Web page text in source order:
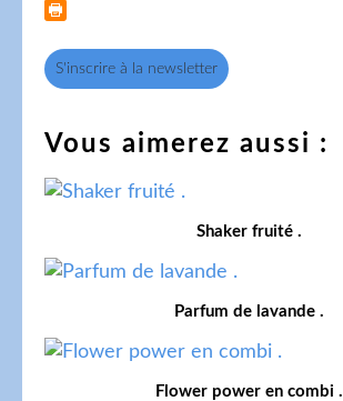
S'inscrire à la newsletter
Vous aimerez aussi :
Shaker fruité .
Parfum de lavande .
Flower power en combi .